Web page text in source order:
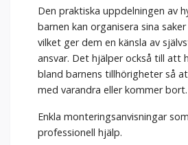
Den praktiska uppdelningen av
barnen kan organisera sina
vilket ger dem en känsla av
ansvar. Det hjälper också till att
bland barnens tillhörigheter så
med varandra eller kommer bort.
Enkla monteringsanvisningar
professionell hjälp.